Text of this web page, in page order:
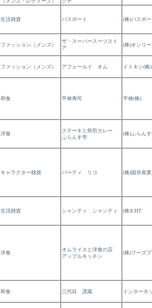
生活雑貨 パスポート (株)パスポ
ファッション（メンズ）
ザ・スーパースーツスト
ア
(株)オンリー
ファッション（メンズ） アフェールド オム イトキン(株)
和食 平禄寿司 平禄(株)
洋食
ステーキと焙煎カレー
ふらんす亭
(株)ふらん
キャラクター雑貨 パーティ リコ (株)国井産業
生活雑貨 シャンティ シャンティ (株)UHT
洋食
オムライスと洋食の店
アップルキッチン
(株)フーズ
和食 三代目 茂蔵 インターネ